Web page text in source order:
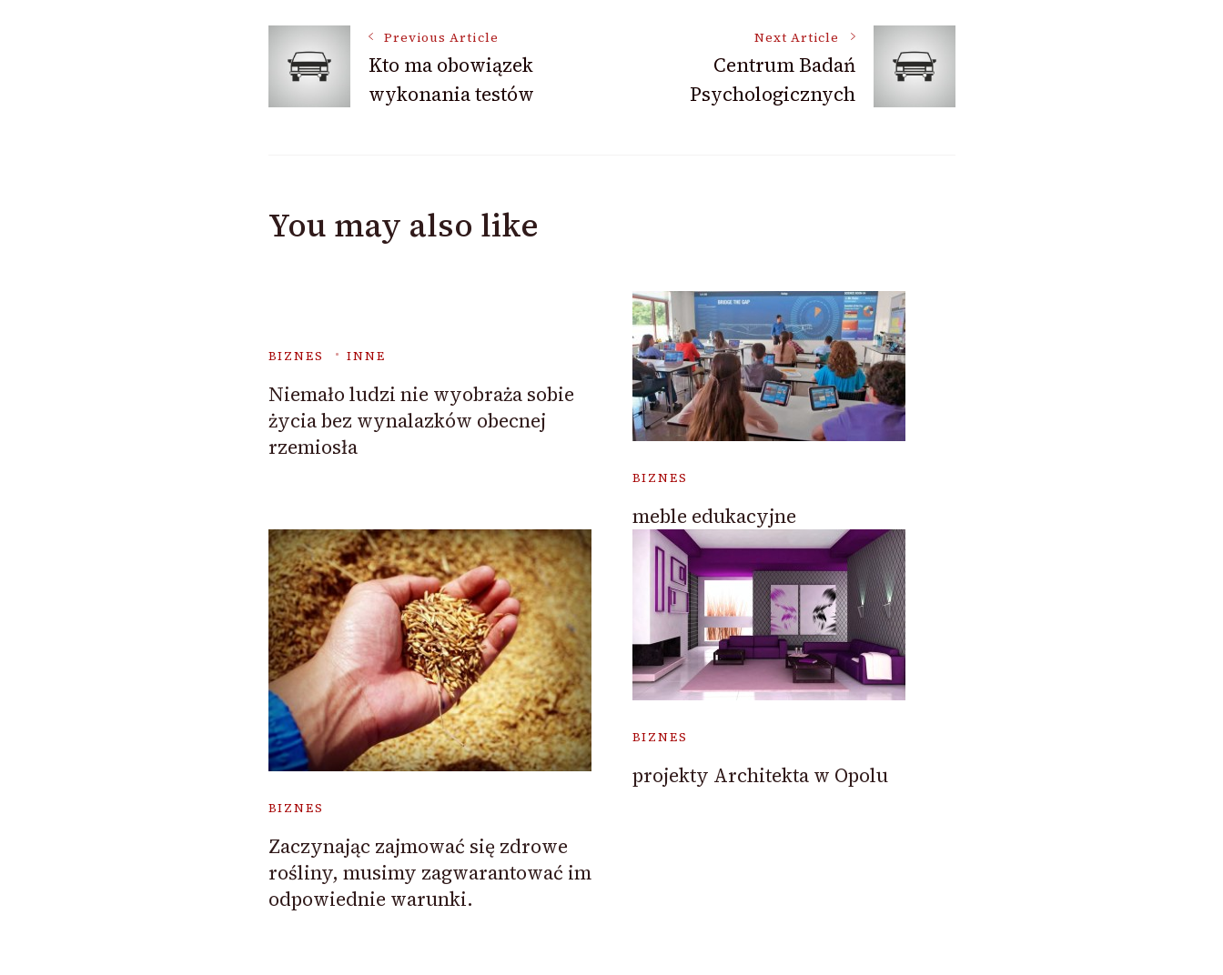
Post
Navigation
Previous Article
Kto ma obowiązek
wykonania testów
Next Article
Centrum Badań
Psychologicznych
You may also like
BIZNES INNE
Niemało ludzi nie wyobraża sobie
życia bez wynalazków obecnej
rzemiosła
BIZNES
meble edukacyjne
BIZNES
Zaczynając zajmować się zdrowe
rośliny, musimy zagwarantować im
odpowiednie warunki.
BIZNES
projekty Architekta w Opolu